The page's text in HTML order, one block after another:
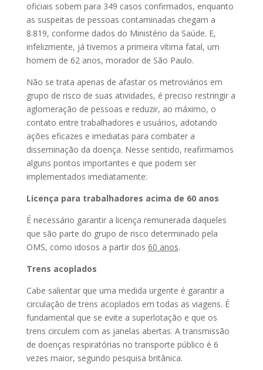
oficiais sobem para 349 casos confirmados, enquanto
as suspeitas de pessoas contaminadas chegam a
8.819, conforme dados do Ministério da Saúde. E,
infelizmente, já tivemos a primeira vítima fatal, um
homem de 62 anos, morador de São Paulo.
Não se trata apenas de afastar os metroviários em
grupo de risco de suas atividades, é preciso restringir a
aglomeração de pessoas e reduzir, ao máximo, o
contato entre trabalhadores e usuários, adotando
ações eficazes e imediatas para combater a
disseminação da doença. Nesse sentido, reafirmamos
alguns pontos importantes e que podem ser
implementados imediatamente:
Licença para trabalhadores acima de 60 anos
É necessário garantir a licença remunerada daqueles
que são parte do grupo de risco determinado pela
OMS, como idosos a partir dos 60 anos.
Trens acoplados
Cabe salientar que uma medida urgente é garantir a
circulação de trens acoplados em todas as viagens. É
fundamental que se evite a superlotação e que os
trens circulem com as janelas abertas. A transmissão
de doenças respiratórias no transporte público é 6
vezes maior, segundo pesquisa britânica.